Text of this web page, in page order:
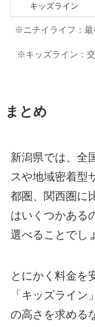
キッズライン
※ニチイライフ：最
※キッズライン：
まとめ
新潟県では、全
スや地域密着型
都圏、関西圏に
はいくつかある
選べることでし
とにかく料金を
「キッズライ
の高さを求める